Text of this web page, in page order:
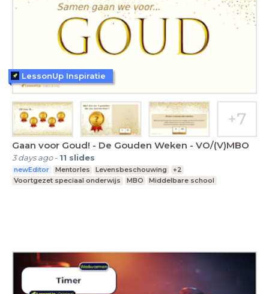
Gaan voor Goud! - De Gouden Weken - VO/(V)MBO
3 days ago- 11 slides
newEditor Mentorles Levensbeschouwing
+2
Voortgezet speciaal onderwijs
MBO Middelbare school
LessonUp Inspiratie